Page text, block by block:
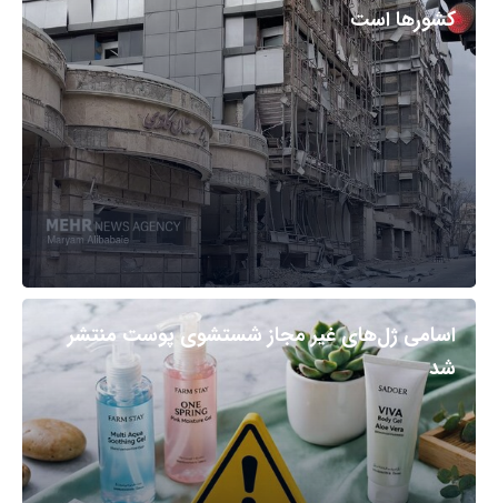
کشورها است
اسامی ژل‌های غیر مجاز شستشوی پوست منتشر
شد